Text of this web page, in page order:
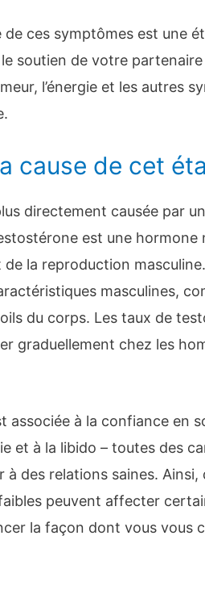
de ces symptômes est une
soutien de votre
l’énergie et les autres
cause de cet
directement causée par
est une hormone
la reproduction
masculines,
du corps. Les taux de
graduellement chez les
associée à la confiance en
et à la libido – toutes des
des relations saines. Ainsi,
peuvent affecter
la façon dont vous vous